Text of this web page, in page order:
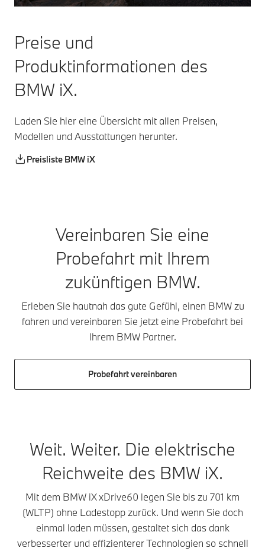
Preise und
Produktinformationen des
BMW iX.
Laden Sie hier eine Übersicht mit allen Preisen,
Modellen und Ausstattungen herunter.
Preisliste BMW iX
Vereinbaren Sie eine
Probefahrt mit Ihrem
zukünftigen BMW.
Erleben Sie hautnah das gute Gefühl, einen BMW zu
fahren und vereinbaren Sie jetzt eine Probefahrt bei
Ihrem BMW Partner.
Probefahrt vereinbaren
Weit. Weiter. Die elektrische
Reichweite des BMW iX.
Mit dem BMW iX xDrive60 legen Sie bis zu 701 km
(WLTP) ohne Ladestopp zurück. Und wenn Sie doch
einmal laden müssen, gestaltet sich das dank
verbesserter und effizienterer Technologien so schnell